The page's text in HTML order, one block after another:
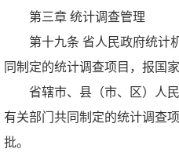
第三章 统计调查管理
第十九条 省人民政府统计
同制定的统计调查项目，报国
省辖市、县（市、区）人
有关部门共同制定的统计调查
批。